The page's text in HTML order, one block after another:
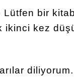
bir
ikinci kez
diliyorum.